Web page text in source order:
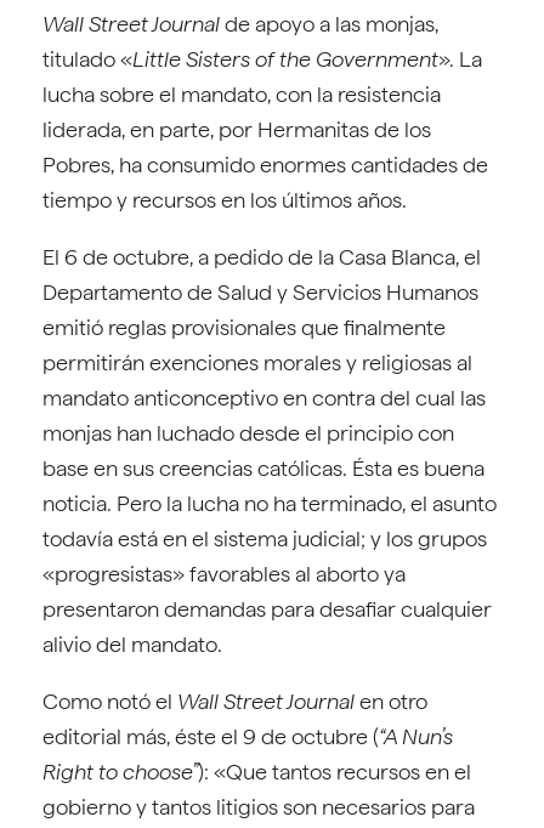
Wall Street Journalde apoyo a las monjas,
titulado «Little Sisters of the Government». La
lucha sobre el mandato, con la resistencia
liderada, en parte, por Hermanitas de los
Pobres, ha consumido enormes cantidades de
tiempo y recursos en los últimos años.
El 6 de octubre, a pedido de la Casa Blanca, el
Departamento de Salud y Servicios Humanos
emitió reglas provisionales que finalmente
permitirán exenciones morales y religiosas al
mandato anticonceptivo en contra del cual las
monjas han luchado desde el principio con
base en sus creencias católicas. Ésta es buena
noticia. Pero la lucha no ha terminado, el asunto
todavía está en el sistema judicial; y los grupos
«progresistas» favorables al aborto ya
presentaron demandas para desafiar cualquier
alivio del mandato.
Como notó el Wall Street Journalen otro
editorial más, éste el 9 de octubre (“A Nun’s
Right to choose”): «Que tantos recursos en el
gobierno y tantos litigios son necesarios para